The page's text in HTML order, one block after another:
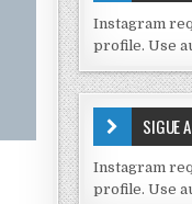
I
D
S
E
J
C
K
Instagram
profile. Use
SIGUE
Instagram
profile. Use